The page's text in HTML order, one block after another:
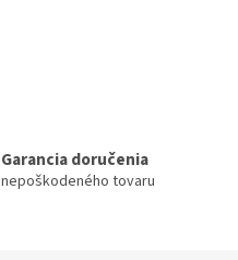
Garancia doručenia
nepoškodeného tovaru